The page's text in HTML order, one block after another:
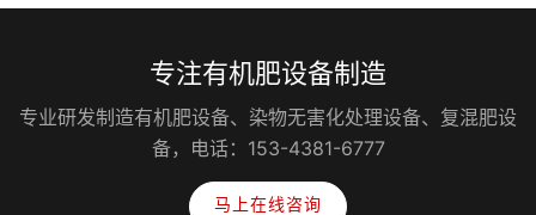
专注有机肥设备制造
专业研发制造有机肥设备、染物无害化处理设备、复混肥设
备，电话：153-4381-6777
马上在线咨询